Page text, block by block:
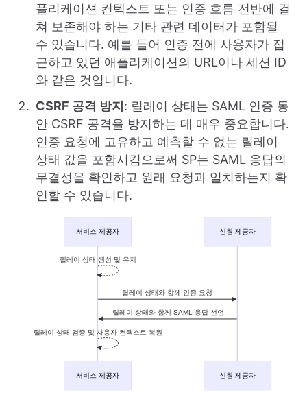
플리케이션 컨텍스트 또는 인증 흐름 전반에 걸
쳐 보존해야 하는 기타 관련 데이터가 포함될
수 있습니다. 예를 들어 인증 전에 사용자가 접
근하고 있던 애플리케이션의 URL이나 세션 ID
와 같은 것입니다.
CSRF 공격 방지: 릴레이 상태는 SAML 인증 동
안 CSRF 공격을 방지하는 데 매우 중요합니다.
인증 요청에 고유하고 예측할 수 없는 릴레이
상태 값을 포함시킴으로써 SP는 SAML 응답의
무결성을 확인하고 원래 요청과 일치하는지 확
인할 수 있습니다.